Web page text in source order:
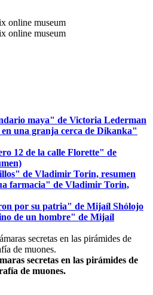
maya" de Victoria Lederman
una granja cerca de Dikanka"
12 de la calle Florette" de
de Vladimir Torin, resumen
farmacia" de Vladimir Torin,
por su patria" de Mijaíl Shólojo
de un hombre" de Mijaíl
secretas en las pirámides de
de muones.